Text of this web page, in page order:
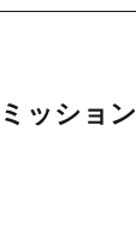
ッション